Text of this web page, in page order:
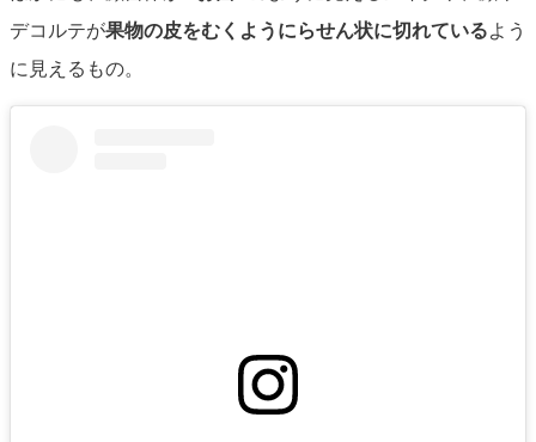
デコルテが果物の皮をむくようにらせん状に切れているよう
に見えるもの。